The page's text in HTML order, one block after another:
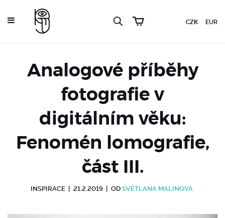
CZK EUR
Analogové příběhy
fotografie v
digitálním věku:
Fenomén lomografie,
část III.
INSPIRACE 21.2.2019 OD SVĚTLANA MALINOVÁ